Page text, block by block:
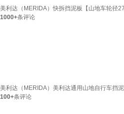
美利达（MERIDA）快拆挡泥板【山地车轮径
1000+条评论
美利达（MERIDA）美利达通用山地自行车挡
100+条评论